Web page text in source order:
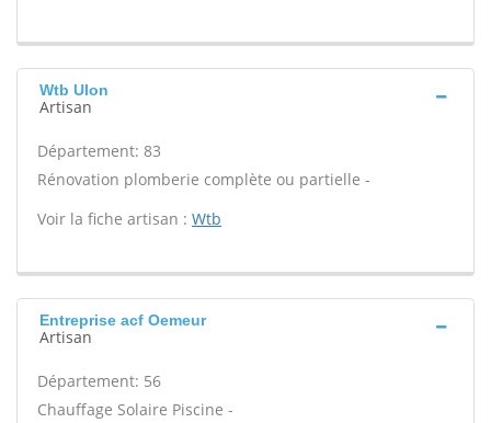
Wtb Ulon
Artisan
Département: 83
Rénovation plomberie complète ou partielle -
Voir la fiche artisan : Wtb
Entreprise acf Oemeur
Artisan
Département: 56
Chauffage Solaire Piscine -